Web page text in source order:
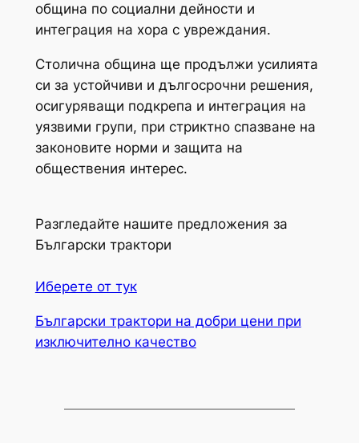
община по социални дейности и
интеграция на хора с увреждания.
Столична община ще продължи усилията
си за устойчиви и дългосрочни решения,
осигуряващи подкрепа и интеграция на
уязвими групи, при стриктно спазване на
законовите норми и защита на
обществения интерес.
Разгледайте нашите предложения за
Български трактори
Иберете от тук
Български трактори на добри цени при
изключително качество